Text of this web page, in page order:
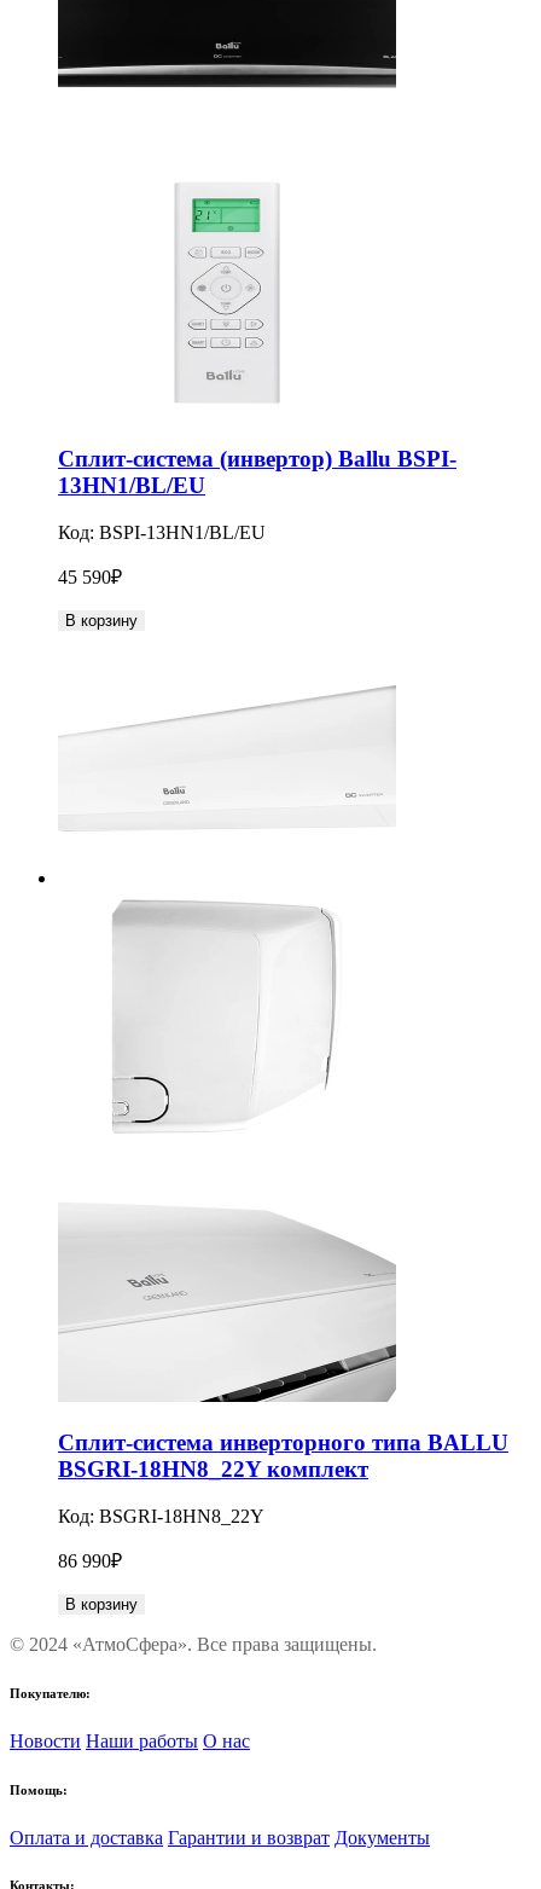
Сплит-система (инвертор) Ballu BSPI-
13HN1/BL/EU
Код: BSPI-13HN1/BL/EU
45 590₽
В корзину
Сплит-система инверторного типа BALLU
BSGRI-18HN8_22Y комплект
Код: BSGRI-18HN8_22Y
86 990₽
В корзину
© 2024 «АтмоСфера». Все права защищены.
Покупателю:
Новости Наши работы О нас
Помощь:
Оплата и доставка Гарантии и возврат Документы
Контакты: